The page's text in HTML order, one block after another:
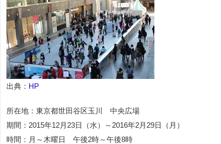
出典： HP
所在地：東京都世田谷区玉川 中央広場
期間：2015年12月23日（水）～2016年2月29日（月）
時間：月～木曜日 午後2時～午後8時